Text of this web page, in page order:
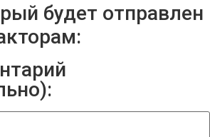
будет отправлен